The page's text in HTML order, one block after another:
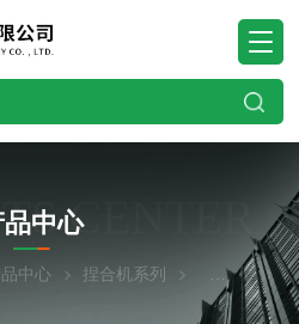
CENTER
品中心
中心 捏合机系列 普通型捏合机